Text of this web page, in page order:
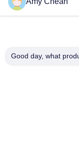
UAV-J2020 serii
6 kanałów 3000m
Good day, what